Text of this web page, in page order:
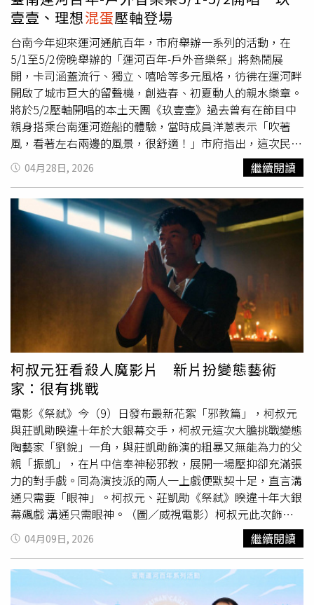
影交錯之美，彷彿置身於流動的饗宴中。此次活動選在此地
舉辦戶外音樂祭，正好能見證台南這座受運河滋養百年的城
市，如何在傳承中持續創新，並讓參與音樂祭的民眾可以一
邊聆聽音樂，一邊欣賞運河周邊景緻。首日活動由人氣男團
Saturnday、日籍創作歌手山元聰、啦啦隊女神禾羽、「原
子少年2」冠軍團F.F.O、新加坡創作歌手邱鋒澤（Feng
Ze），以及超人氣樂團理想混蛋接力登台。（圖／台南市
政府提供）官員補充，民眾除了可在環河街前的腹地欣賞運
河景緻與參加音樂祭外，活動也特別規劃於河樂廣場下方親
水公園盡頭處架設大型螢幕，方便民眾吹著晚風、愜意聆聽
演唱會，另若民眾無法親臨現場，亦可打開電視鎖定第3公
用頻道收看轉播。
壹壹、理想混蛋壓軸登場
台南今年迎來運河通航百年，市府舉辦一系列的活動，在
5/1至5/2傍晚舉辦的「運河百年-戶外音樂祭」將熱鬧展
開，卡司涵蓋流行、獨立、嘻哈等多元風格，彷彿在運河畔
開啟了城市巨大的留聲機，創造春、初夏動人的親水樂章。
將於5/2壓軸開唱的本土天團《玖壹壹》過去曾有在節目中
親身搭乘台南運河遊船的體驗，當時成員洋蔥表示「吹著
風，看著左右兩邊的風景，很舒適！」市府指出，這次民眾
除了可以來聽喜愛的歌手精采的演出外，也可以搭乘運河遊
船，上船後放鬆聽著導覽員的解說及溫暖的聲線，搭配橋體
的燈光秀、光影流動的夜景及天際線，享受台南運河這條金
色流域所創造的怡人風情、舒緩一天的疲憊。市長黃偉哲表
示，台南運河在歷經前後幾任市長的整治，這幾年來市政府
在岸邊配合建築、景色設計別出心裁的光雕，夜間坐在遊船
上欣賞兩邊岸上、水中絢爛的光影特效，令人心曠神怡，景
緻豐富且有特色。市府指出，台南運河觀光遊船，除可欣賞
航程沿岸風光，途中所經的12座橋，也各有各的典故特色，
以及不同的工法造景。值得一提的是，搭乘夜間航次可觀賞
到安億橋至臨安橋兩岸沿線長約2點多公里的燈光藝術造景
「金色流域」，以燈光作背景，重現古運河風貌，沿線景觀
亮點不少，包括：河樂廣場旁舊魚市場圍籬蛻變而成的「大
海的寶物」藝術牆、多次榮獲燈光獎項且深受喜愛的「大魚
的祝福」地景藝術及金城里活動中心轉角與大魚呼應放閃的
「大魚星光牆」，這些景點也是婚紗攝影、網帥網美拍照打
卡的必拍景點。「怎麼拍，怎麼美！」黃偉哲說。適逢今年
迎接運河開航百年，市府在南岸望月橋至承天橋一帶，打造
光影藝術展演，氛圍浪漫又有故事感，現場安排「光流百
年」、「運河織光」、「光蘊平安」3大燈光藝術裝置，各
有巧思。歡迎全國民眾趁著五一連假來台南，品嚐美食、體
驗運河水岸觀光、聽演唱會享受悠閒的假期時光，感受台南
這座城市獨有的底蘊與風采。主辦單位新聞及國際關係處提
醒，民眾除了可站在環河街前的腹地，一邊欣賞運河夕陽景
緻，一邊聆聽演唱會外，也規劃河樂廣場4/28進行每週二休
園水池清潔及設施巡檢維護後，當周不再放水，並於下方親
水公園盡頭處架設大型螢幕，方便民眾吹著晚風、愜意的聆
04月28日, 2026 繼續閱讀
柯叔元狂看殺人魔影片 新片扮變態藝術
家：很有挑戰
電影《祭弒》今（9）日發布最新花絮「邪教篇」，柯叔元
與莊凱勛睽違十年於大銀幕交手，柯叔元這次大膽挑戰變態
陶藝家「劉銳」一角，與莊凱勛飾演的粗暴又無能為力的父
親「振凱」，在片中信奉神秘邪教，展開一場壓抑卻充滿張
力的對手戲。同為演技派的兩人一上戲便默契十足，直言溝
通只需要「眼神」。柯叔元、莊凱勛《祭弒》睽違十年大銀
幕飆戲 溝通只需眼神。（圖／威視電影）柯叔元此次飾演
的「 劉銳」角色設定極度反差，表面上是個富有藝術氣息
的陶藝家，私下卻是內心殘忍的怪物。開拍前他大量觀看連
續殺人魔紀錄片，試圖挖掘其心理狀態。他坦言：「我從沒
演過這樣的角色，一看到劇本就覺得很有趣也很有挑戰。他
懂得利用心理戰術PUA對方，完全掌握人性弱點。」而與他
04月09日, 2026 繼續閱讀